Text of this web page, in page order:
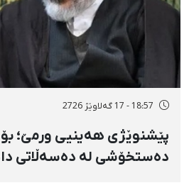
18:57 - 17 گەلاوێژ 2726
پێشنوێژی هەینیی ورمێ؛ بۆ
دەستخۆشی لە دەسەڵاتی